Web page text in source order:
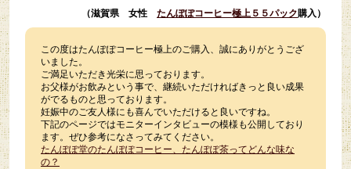
（滋賀県 女性 たんぽぽコーヒー極上５５パック購入）
この度はたんぽぽコーヒー極上のご購入、誠にありがとうござ
いました。
ご満足いただき光栄に思っております。
お父様がお飲みという事で、継続いただければきっと良い成果
がでるものと思っております。
妊娠中のご友人様にも喜んでいただけると良いですね。
下記のページではモニターインタビューの模様も公開しており
ます。ぜひ参考になさってみてください。
たんぽぽ堂のたんぽぽコーヒー、たんぽぽ茶ってどんな味な
の？